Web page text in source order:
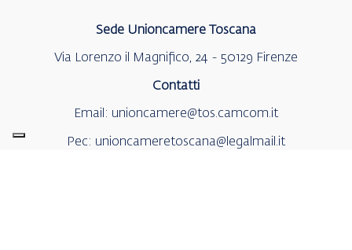
Sede Unioncamere Toscana
Via Lorenzo il Magnifico, 24 - 50129 Firenze
Contatti
Email: unioncamere@tos.camcom.it
Pec: unioncameretoscana@legalmail.it